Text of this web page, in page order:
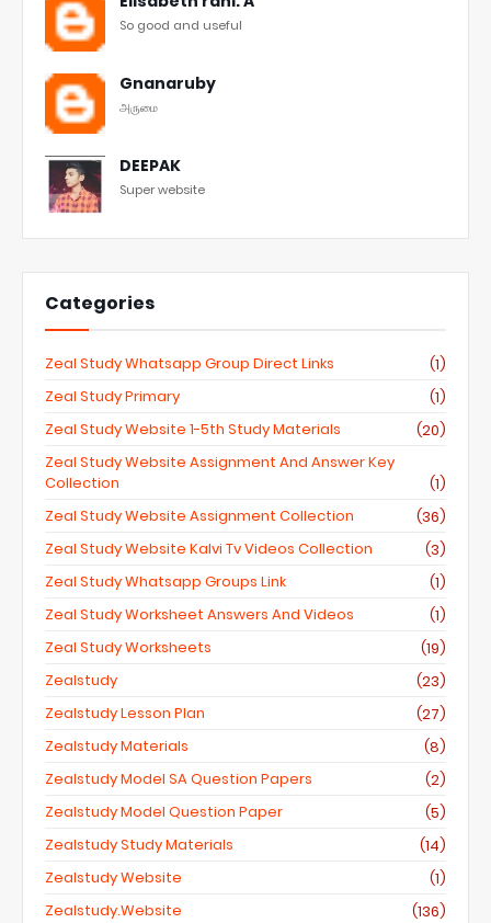
So good and useful
Gnanaruby
அருமை
DEEPAK
Super website
Categories
Zeal Study Whatsapp Group Direct Links
(1)
Zeal Study Primary
(1)
Zeal Study Website 1-5th Study Materials
(20)
Zeal Study Website Assignment And Answer Key
Collection
(1)
Zeal Study Website Assignment Collection
(36)
Zeal Study Website Kalvi Tv Videos Collection
(3)
Zeal Study Whatsapp Groups Link
(1)
Zeal Study Worksheet Answers And Videos
(1)
Zeal Study Worksheets
(19)
Zealstudy
(23)
Zealstudy Lesson Plan
(27)
Zealstudy Materials
(8)
Zealstudy Model SA Question Papers
(2)
Zealstudy Model Question Paper
(5)
Zealstudy Study Materials
(14)
Zealstudy Website
(1)
Zealstudy.website
(136)